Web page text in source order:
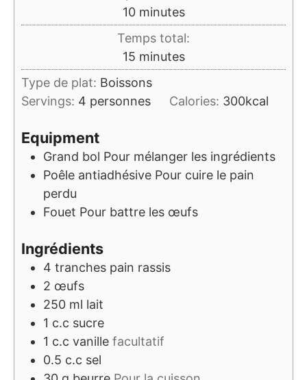
10minutes
minutes
Temps total:
15minutes
minutes
Type de plat: Boissons
Servings: 4 personnes Calories: 300kcal
Equipment
Grand bol Pour mélanger les ingrédients
Poêle antiadhésive Pour cuire le pain
perdu
Fouet Pour battre les œufs
Ingrédients
4 tranches pain rassis
2 œufs
250 ml lait
1 c.c sucre
1 c.c vanille facultatif
0.5 c.c sel